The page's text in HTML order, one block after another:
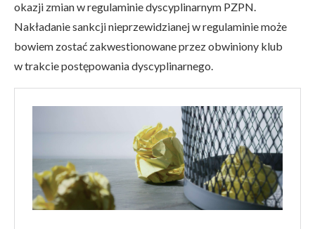
okazji zmian w regulaminie dyscyplinarnym PZPN.
Nakładanie sankcji nieprzewidzianej w regulaminie może
bowiem zostać zakwestionowane przez obwiniony klub
w trakcie postępowania dyscyplinarnego.